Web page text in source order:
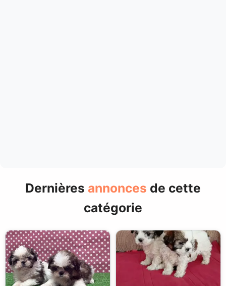
Dernières annonces de cette
catégorie